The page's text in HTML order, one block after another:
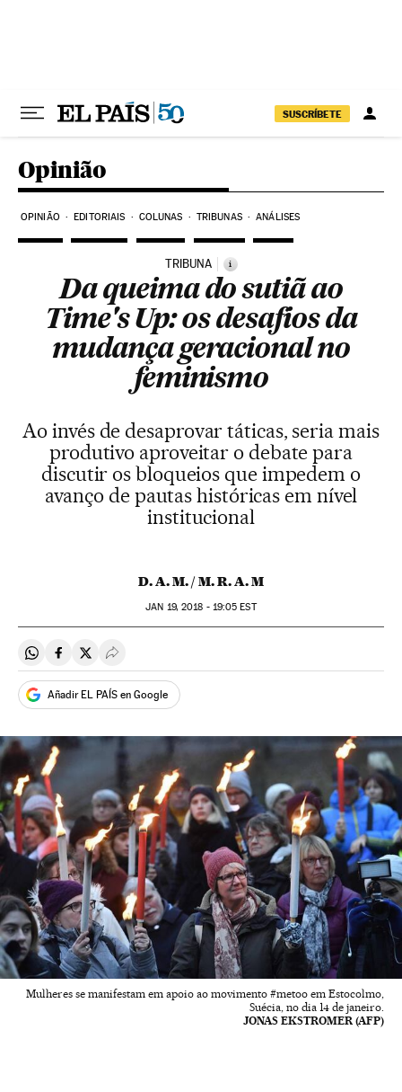
SUSCRÍBETE
Opinião
OPINIÃO EDITORIAIS COLUNAS TRIBUNAS ANÁLISES
TRIBUNA i
Da queima do sutiã ao
Time's Up: os desafios da
mudança geracional no
feminismo
Ao invés de desaprovar táticas, seria mais
produtivo aproveitar o debate para
discutir os bloqueios que impedem o
avanço de pautas históricas em nível
institucional
D. A. M. / M. R. A. M
JAN 19, 2018 - 19:05 EST
Compartir en Whatsapp
Compartir en Facebook
Compartir en Twitter
Desplegar Redes Sociales
Añadir EL PAÍS en Google
Mulheres se manifestam em apoio ao movimento #metoo em Estocolmo,
Suécia, no dia 14 de janeiro.
JONAS EKSTROMER (AFP)